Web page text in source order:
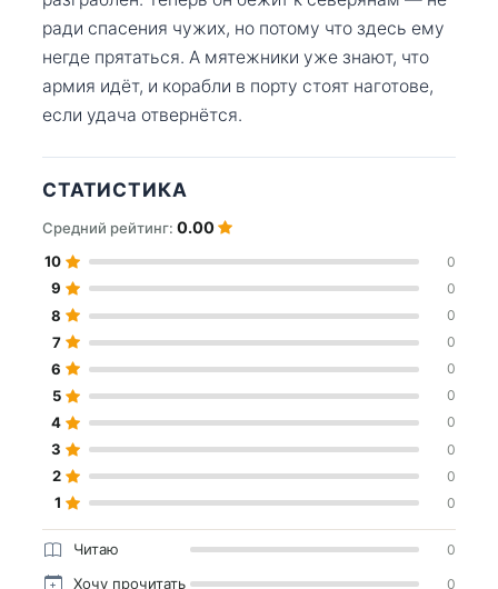
ради спасения чужих, но потому что здесь ему
негде прятаться. А мятежники уже знают, что
армия идёт, и корабли в порту стоят наготове,
если удача отвернётся.
СТАТИСТИКА
Средний рейтинг: 0.00
10 0
9 0
8 0
7 0
6 0
5 0
4 0
3 0
2 0
1 0
Читаю 0
Хочу прочитать 0